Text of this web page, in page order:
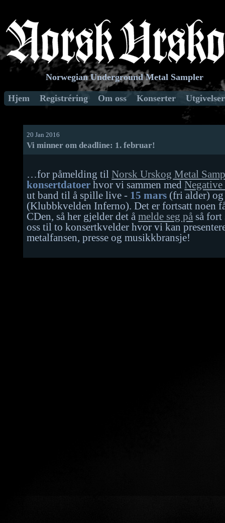
Norwegian Underground Metal Sampler
Hjem Registréring Om oss Konserter Utgivelser
20 Jan 2016
Vi minner om deadline: 1. februar!
…for påmelding tilNorsk Urskog Metal
konsertdatoer hvor vi sammen med
ut band til å spille live - 15 mars (fri alder)
(Klubbkvelden Inferno). Det er fortsatt noen
CDen, så her gjelder det åmelde seg på så
oss til to konsertkvelder hvor vi kan
metalfansen, presse og musikkbransje!